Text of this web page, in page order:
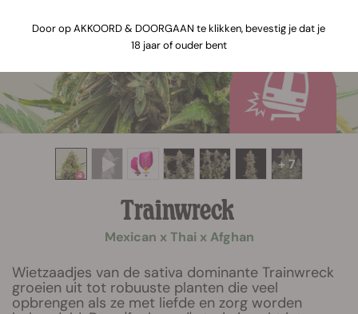
+ 7
Trainwreck
Mexican x Thai x Afghan
Wietzaadjes van de sativa dominante Trainwreck
groeien uit tot robuuste planten die veel
opbrengen als ze met liefde en zorg worden
Door op AKKOORD & DOORGAAN te klikken, bevestig je dat je
18 jaar of ouder bent